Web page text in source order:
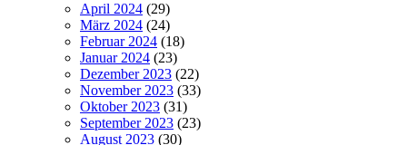
April 2024 (29)
März 2024 (24)
Februar 2024 (18)
Januar 2024 (23)
Dezember 2023 (22)
November 2023 (33)
Oktober 2023 (31)
September 2023 (23)
August 2023 (30)